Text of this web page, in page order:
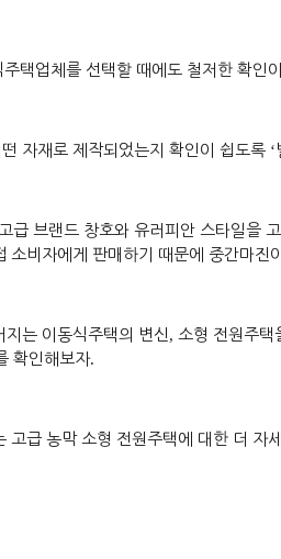
택업체를 선택할 때에도 철저한 확인
자재로 제작되었는지 확인이 쉽도록 ‘
급 브랜드 창호와 유러피안 스타일을
소비자에게 판매하기 때문에 중간마진
는 이동식주택의 변신 , 소형 전원주택
확인해보자.
고급 농막 소형 전원주택에 대한 더 자